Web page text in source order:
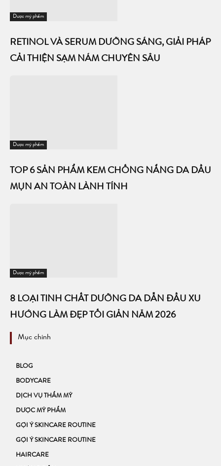
Dược mỹ phẩm
RETINOL VÀ SERUM DƯỠNG SÁNG, GIẢI PHÁP
CẢI THIỆN SẠM NÁM CHUYÊN SÂU
Dược mỹ phẩm
TOP 6 SẢN PHẨM KEM CHỐNG NẮNG DA DẦU
MỤN AN TOÀN LÀNH TÍNH
Dược mỹ phẩm
8 LOẠI TINH CHẤT DƯỠNG DA DẪN ĐẦU XU
HƯỚNG LÀM ĐẸP TỐI GIẢN NĂM 2026
Mục chính
BLOG
BODYCARE
DỊCH VỤ THẨM MỸ
DƯỢC MỸ PHẨM
GỢI Ý SKINCARE ROUTINE
GỢI Ý SKINCARE ROUTINE
HAIRCARE